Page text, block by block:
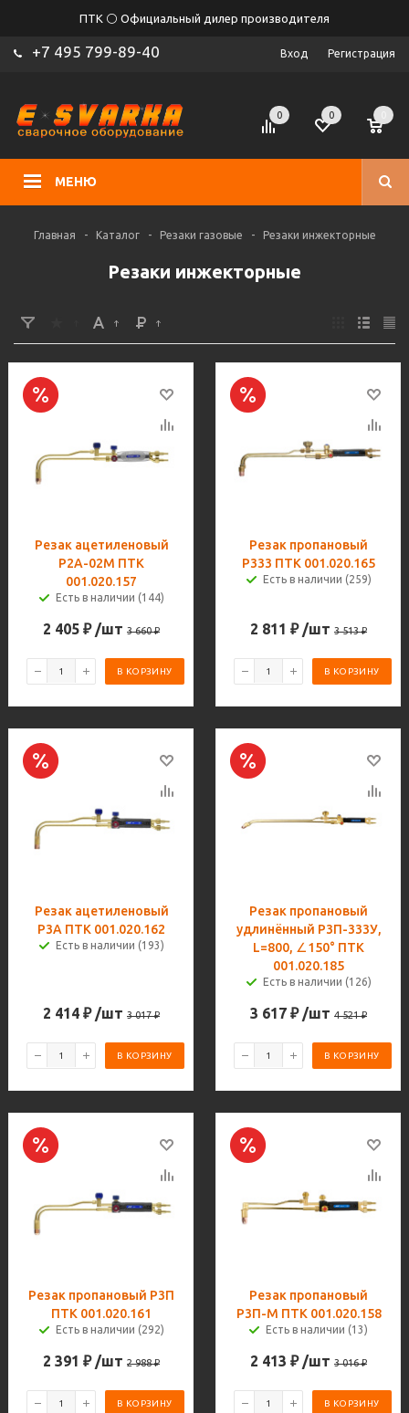
ПТК ⚪ Официальный дилер производителя
+7 495 799-89-40 Вход Регистрация
МЕНЮ
0 0
Главная - Каталог - Резаки газовые - Резаки инжекторные
Резаки инжекторные
Резак ацетиленовый
Р2А-02М ПТК
001.020.157
Есть в наличии (144)
2 405 ₽ /шт 3 660₽
В КОРЗИНУ
Резак пропановый
Р333 ПТК 001.020.165
Есть в наличии (259)
2 811 ₽ /шт 3 513₽
В КОРЗИНУ
Резак ацетиленовый
Р3А ПТК 001.020.162
Есть в наличии (193)
2 414 ₽ /шт 3 017₽
В КОРЗИНУ
Резак пропановый
удлинённый Р3П-333У,
L=800, ∠150° ПТК
001.020.185
Есть в наличии (126)
3 617 ₽ /шт 4 521₽
В КОРЗИНУ
Резак пропановый Р3П
ПТК 001.020.161
Есть в наличии (292)
2 391 ₽ /шт 2 988₽
В КОРЗИНУ
Резак пропановый
Р3П-М ПТК 001.020.158
Есть в наличии (13)
2 413 ₽ /шт 3 016₽
В КОРЗИНУ